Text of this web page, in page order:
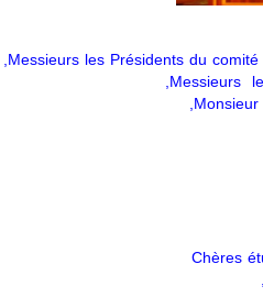
Messieurs les Présidents du
Messieurs
Chères